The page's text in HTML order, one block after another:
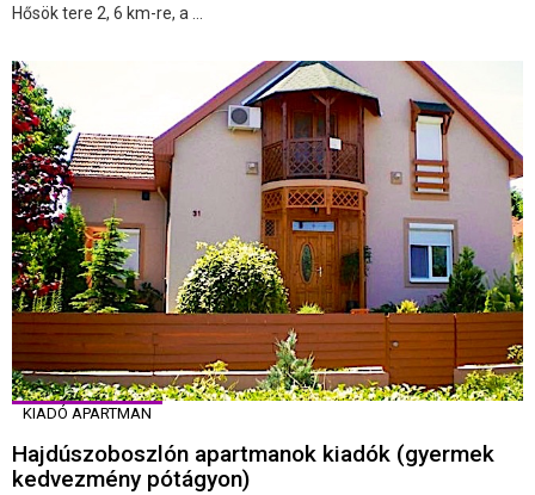
Hősök tere 2, 6 km-re, a ...
KIADÓ APARTMAN
Hajdúszoboszlón apartmanok kiadók (gyermek
kedvezmény pótágyon)